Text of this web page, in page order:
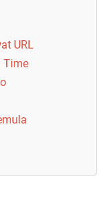
URL
Time